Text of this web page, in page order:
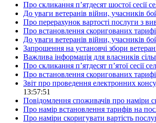
Про скликання п’ятдесят шостої сесії
До уваги ветеранів війни, учасників
Про перерахунок вартості послуги з
Про встановлення скоригованих
До уваги ветеранів війни, учасників
Запрошення на установчі збори
Важлива інформація для власників
Про скликання п’ятдесят п’ятої сесії
Про встановлення скоригованих
Звіт про проведення електронних
13:57:51
Повідомлення споживачів про наміри
Про намір встановлення тарифів на
Про наміри скоригувати вартість